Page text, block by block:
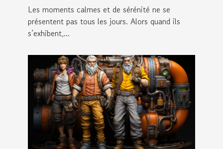
Les moments calmes et de sérénité ne se
présentent pas tous les jours. Alors quand ils
s’exhibent,...